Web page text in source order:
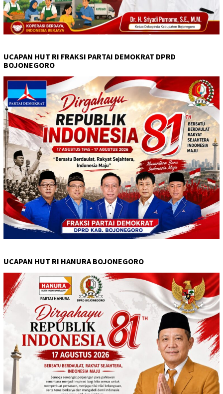
UCAPAN HUT RI FRAKSI PARTAI DEMOKRAT DPRD
BOJONEGORO
UCAPAN HUT RI HANURA BOJONEGORO